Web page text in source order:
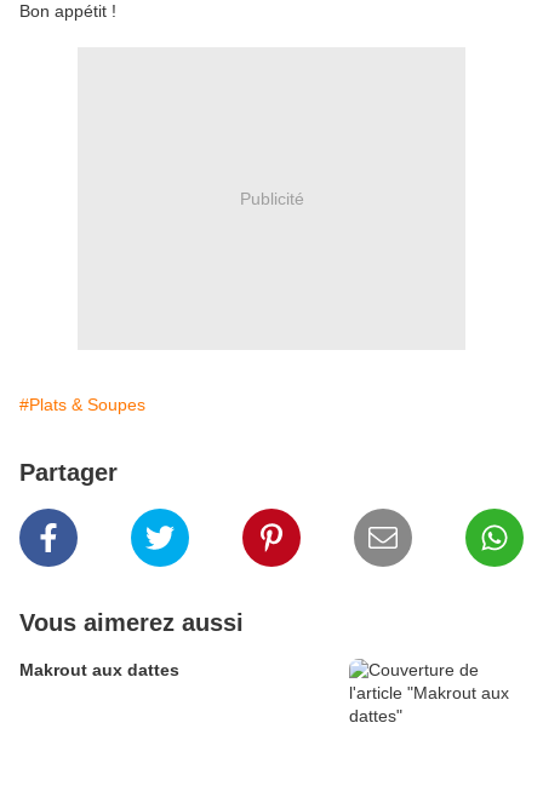
Bon appétit !
Publicité
#Plats & Soupes
Partager
Vous aimerez aussi
Makrout aux dattes